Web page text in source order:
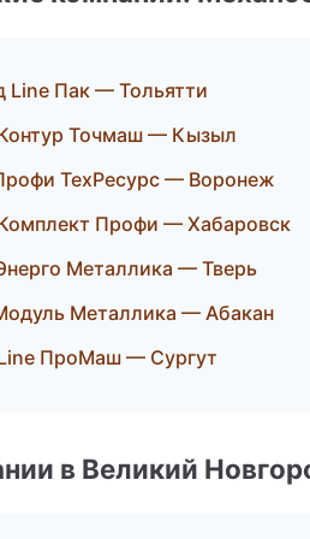
Line Пак — Тольятти
Точмаш — Кызыл
ТехРесурс — Воронеж
Профи — Хабаровск
Металлика — Тверь
Металлика — Абакан
ПроМаш — Сургут
в Великий